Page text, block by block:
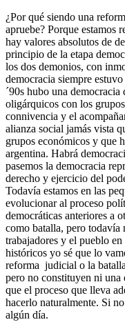
¿Por qué siendo una
apruebe? Porque estamos
hay valores absolutos de
principio de la etapa
los dos demonios, con
democracia siempre
´90s hubo una
oligárquicos con los
connivencia y el
alianza social jamás vista
grupos económicos y que
argentina. Habrá
pasemos la democracia
derecho y ejercicio del
Todavía estamos en las
evolucionar al proceso
democráticas anteriores a
como batalla, pero todavía
trabajadores y el pueblo
históricos yo sé que lo
reforma judicial o la
pero no constituyen ni
que el proceso que lleva
hacerlo naturalmente. Si
algún día.